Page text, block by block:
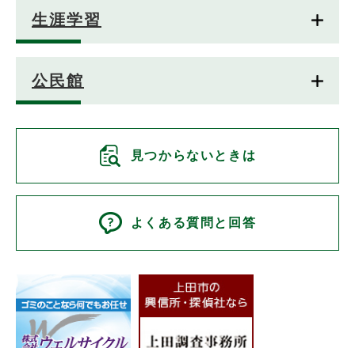
生涯学習
公民館
見つからないときは
よくある質問と回答